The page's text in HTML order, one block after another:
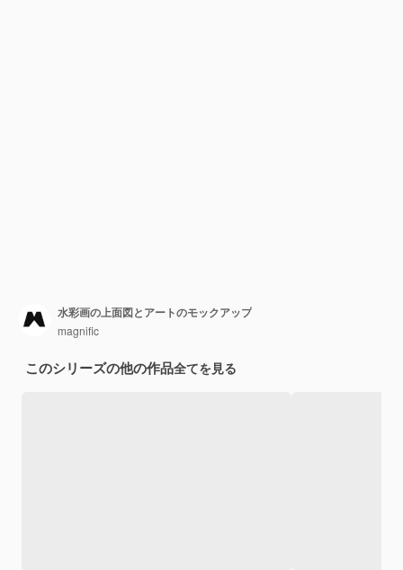
水彩画の上面図とアートのモックアップ
magnific
このシリーズの他の作品全てを見る